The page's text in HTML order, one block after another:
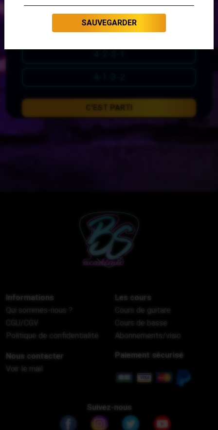
1-4-2-3
2-1-2-3-4-1
C'EST PARTI
SAUVEGARDER
Informations
Qui sommes-nous ?
CGU/CGV
Politique de confidentialité
Les cours
Cours de guitare
Cours de basse
Abonnements/visio
Nous contacter
Voir le mail
Paiement sécurisé
Suivez-nous